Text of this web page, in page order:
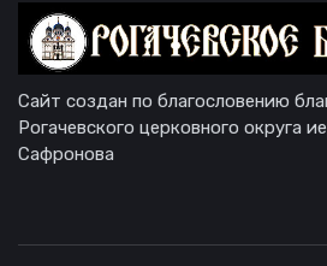
Сайт создан по благословению
Рогачевского церковного округа
Сафронова